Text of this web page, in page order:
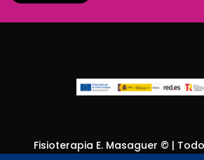
Fisioterapia E. Masaguer © |